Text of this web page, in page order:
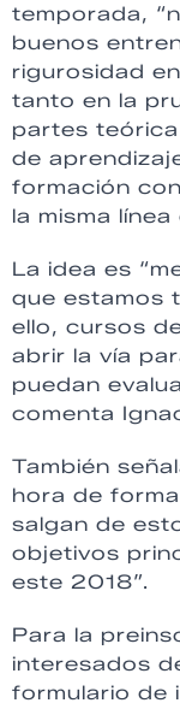
temporada,
buenos
rigurosidad
tanto en la
partes
de
formación
la misma
La idea es
que estamos
ello, cursos
abrir la vía
puedan
comenta
También
hora de
salgan de
objetivos
este 2018”.
Para la
interesados
formulario de